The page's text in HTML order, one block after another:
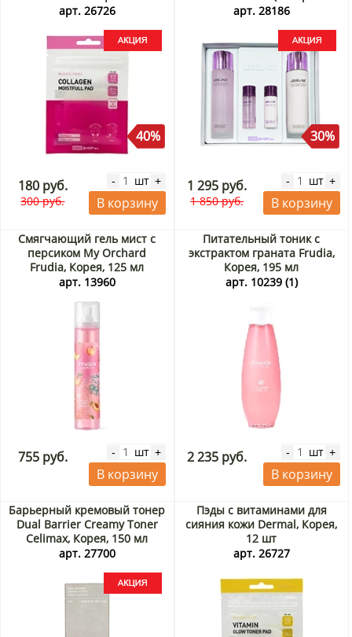
арт. 26726
40%
180 руб.
300 руб.
- шт +
В корзину
мл, тонер 30 мл, лосьон 150
Green Tea Moisture 2SET
Lebelage, Корея Акция
арт. 28186
30%
1 295 руб.
1 850 руб.
- шт +
В корзину
Смягчающий гель мист с
персиком My Orchard
Frudia, Корея, 125 мл
арт. 13960
755 руб. - шт +
В корзину
Питательный тоник с
экстрактом граната Frudia,
Корея, 195 мл
арт. 10239 (1)
2 235 руб. - шт +
В корзину
Барьерный кремовый тонер
Dual Barrier Creamy Toner
Celimax, Корея, 150 мл
Акция
арт. 27700
Пэды с витаминами для
сияния кожи Dermal, Корея,
12 шт
арт. 26727